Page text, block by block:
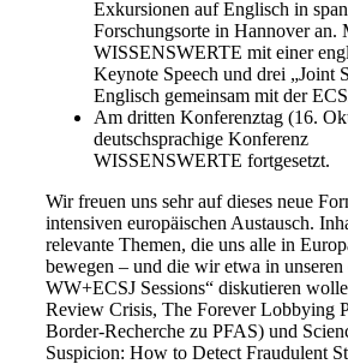
Exkursionen auf Englisch in
Forschungsorte in Hannover an.
WISSENSWERTE mit einer
Keynote Speech und drei „Joint
Englisch gemeinsam mit der
Am dritten Konferenztag (16.
deutschsprachige Konferenz
WISSENSWERTE fortgesetzt.
Wir freuen uns sehr auf dieses neue
intensiven europäischen Austausch.
relevante Themen, die uns alle in
bewegen – und die wir etwa in unseren
WW+ECSJ Sessions“diskutieren
Review Crisis, The Forever Lobbying
Border-Recherche zu PFAS) und
Suspicion: How to Detect Fraudulent